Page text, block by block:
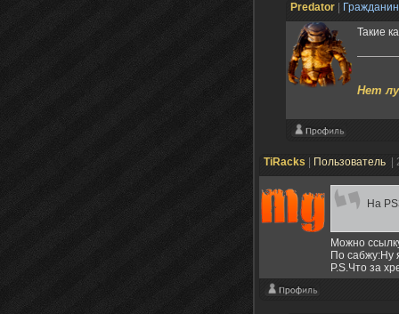
Predator
Такие
Нет
TiRacks Пользователь
На
Можно
По сабжу:Ну
P.S.Что за